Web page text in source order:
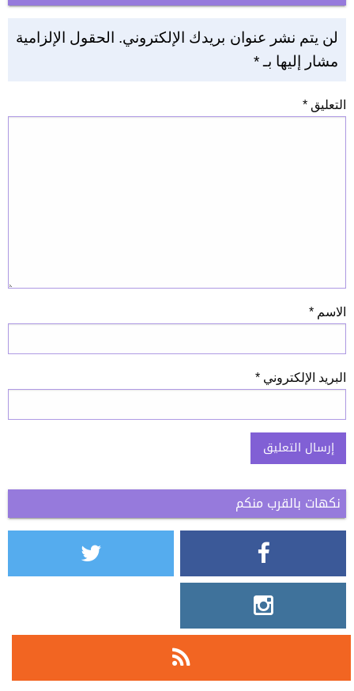
لن يتم نشر عنوان بريدك الإلكتروني. الحقول الإلزامية
مشار إليها بـ*
التعليق *
الاسم *
البريد الإلكتروني *
Alternative:
نكهات بالقرب منكم